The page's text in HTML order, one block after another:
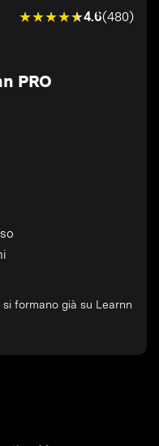
4.6(480)
PRO
formano già su Learnn